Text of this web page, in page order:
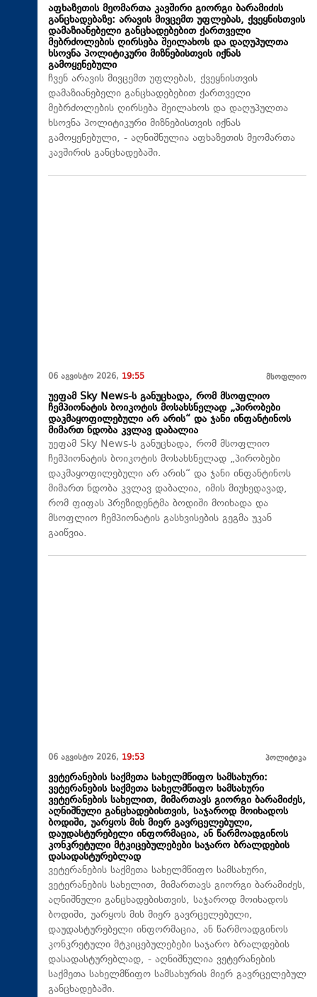
აფხაზეთის მეომართა კავშირი გიორგი ბარამიძის
განცხადებაზე: არავის მივცემთ უფლებას, ქვეყნისთვის
დამაზიანებელი განცხადებებით ქართველი
მებრძოლების ღირსება შეილახოს და დაღუპულთა
ხსოვნა პოლიტიკური მიზნებისთვის იქნას
გამოყენებული
ჩვენ არავის მივცემთ უფლებას, ქვეყნისთვის
დამაზიანებელი განცხადებებით ქართველი
მებრძოლების ღირსება შეილახოს და დაღუპულთა
ხსოვნა პოლიტიკური მიზნებისთვის იქნას
გამოყენებული, - აღნიშნულია აფხაზეთის მეომართა
კავშირის განცხადებაში.
06 აგვისტო 2026, 19:55 მსოფლიო
უეფამ Sky News-ს განუცხადა, რომ მსოფლიო
ჩემპიონატის ბოიკოტის მოსახსნელად „პირობები
დაკმაყოფილებული არ არის“ და ჯანი ინფანტინოს
მიმართ ნდობა კვლავ დაბალია
უეფამ Sky News-ს განუცხადა, რომ მსოფლიო
ჩემპიონატის ბოიკოტის მოსახსნელად „პირობები
დაკმაყოფილებული არ არის“ და ჯანი ინფანტინოს
მიმართ ნდობა კვლავ დაბალია, იმის მიუხედავად,
რომ ფიფას პრეზიდენტმა ბოდიში მოიხადა და
მსოფლიო ჩემპიონატის გასხვისების გეგმა უკან
გაიწვია.
06 აგვისტო 2026, 19:53 პოლიტიკა
ვეტერანების საქმეთა სახელმწიფო სამსახური:
ვეტერანების საქმეთა სახელმწიფო სამსახური
ვეტერანების სახელით, მიმართავს გიორგი ბარამიძეს,
აღნიშნული განცხადებისთვის, საჯაროდ მოიხადოს
ბოდიში, უარყოს მის მიერ გავრცელებული,
დაუდასტურებელი ინფორმაცია, ან წარმოადგინოს
კონკრეტული მტკიცებულებები საჯარო ბრალდების
დასადასტურებლად
ვეტერანების საქმეთა სახელმწიფო სამსახური,
ვეტერანების სახელით, მიმართავს გიორგი ბარამიძეს,
აღნიშნული განცხადებისთვის, საჯაროდ მოიხადოს
ბოდიში, უარყოს მის მიერ გავრცელებული,
დაუდასტურებელი ინფორმაცია, ან წარმოადგინოს
კონკრეტული მტკიცებულებები საჯარო ბრალდების
დასადასტურებლად, - აღნიშნულია ვეტერანების
საქმეთა სახელმწიფო სამსახურის მიერ გავრცელებულ
განცხადებაში.